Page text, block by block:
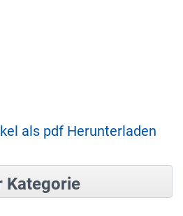
als pdf Herunterladen
Kategorie